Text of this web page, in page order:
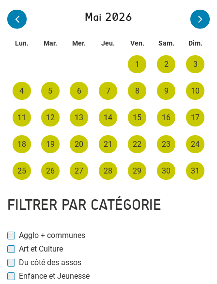
Mai 2026
Lun. Mar. Mer. Jeu. Ven. Sam. Dim.
1 2 3
4 5 6 7 8 9 10
11 12 13 14 15 16 17
18 19 20 21 22 23 24
25 26 27 28 29 30 31
FILTRER PAR CATÉGORIE
Agglo + communes
Art et Culture
Du côté des assos
Enfance et Jeunesse